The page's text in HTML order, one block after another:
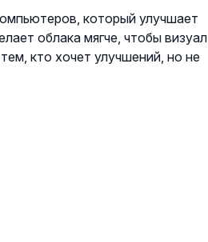
который улучшает
облака мягче, чтобы визуал
кто хочет улучшений, но не